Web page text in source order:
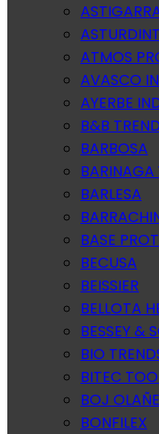
ATMOS
AVASCO
AYERBE
B&B
BARBOSA
BARINAGA
BARLESA
BASE
BECUSA
BEISSIER
BELLOTA
BESSEY &
BIO
BITEC
BOJ
BONFILEX